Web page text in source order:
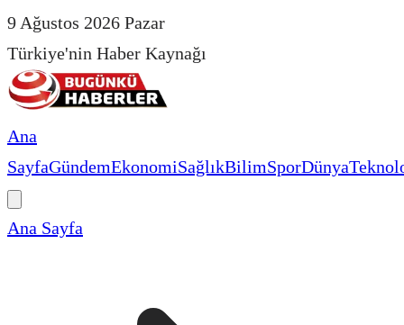
9 Ağustos 2026 Pazar
Türkiye'nin Haber Kaynağı
Ana
SayfaGündemEkonomiSağlıkBilimSporDünya
Ana Sayfa